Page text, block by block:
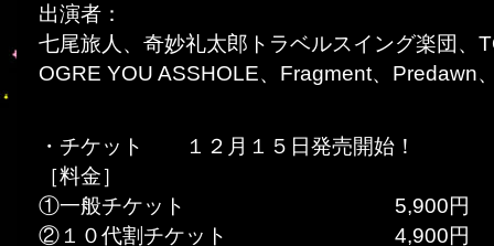
出演者：
七尾旅人、奇妙礼太郎トラベルスイング楽団、
OGRE YOU ASSHOLE、Fragment、Predawn
・チケット １２月１５日発売開始！
［料金］
①一般チケット 5,900円
②１０代割チケット 4,900円